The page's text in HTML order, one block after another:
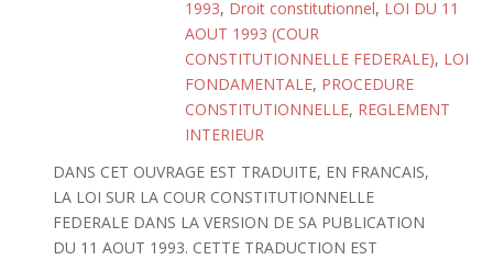
1993, Droit constitutionnel, LOI DU 11
AOUT 1993 (COUR
CONSTITUTIONNELLE FEDERALE), LOI
FONDAMENTALE, PROCEDURE
CONSTITUTIONNELLE, REGLEMENT
INTERIEUR
DANS CET OUVRAGE EST TRADUITE, EN FRANCAIS,
LA LOI SUR LA COUR CONSTITUTIONNELLE
FEDERALE DANS LA VERSION DE SA PUBLICATION
DU 11 AOUT 1993. CETTE TRADUCTION EST